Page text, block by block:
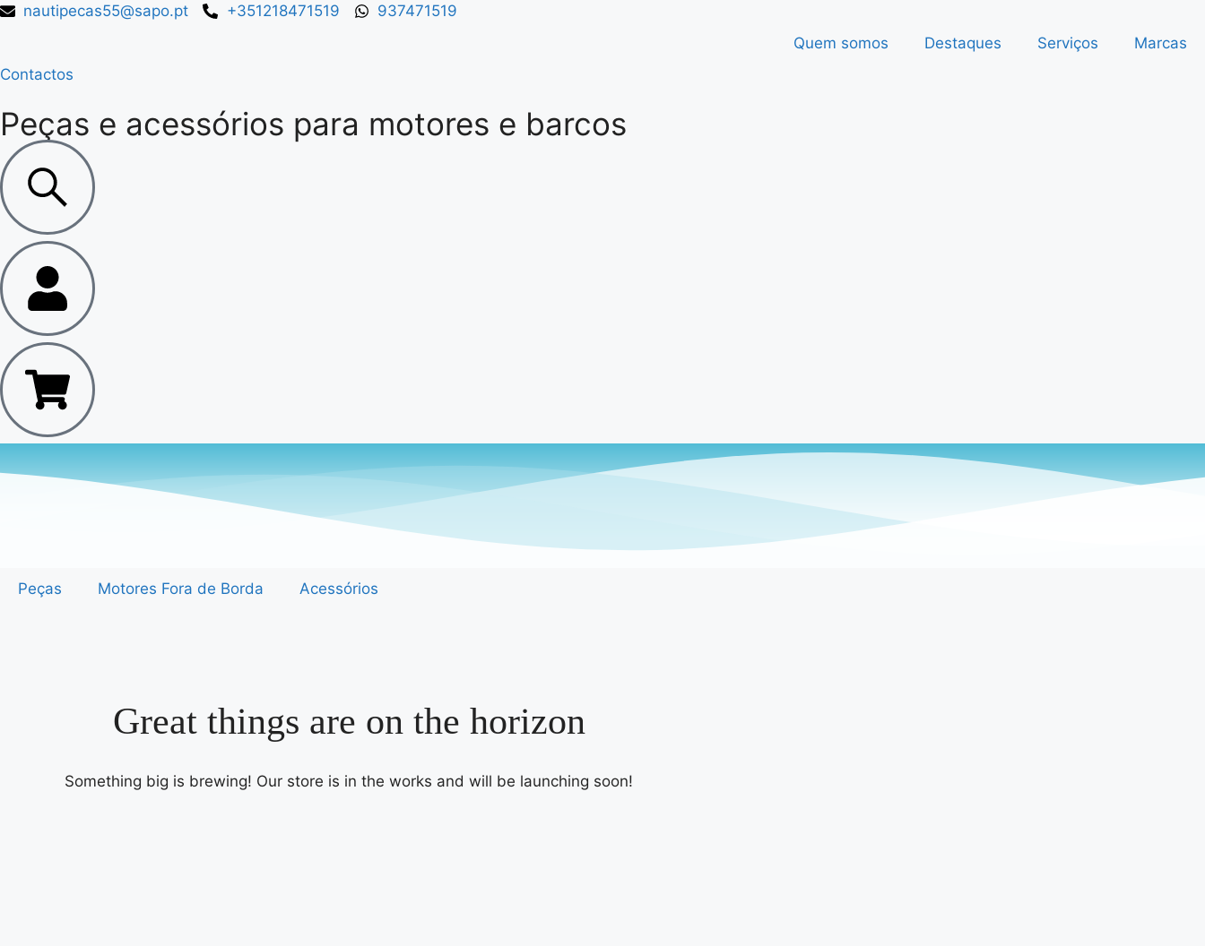
nautipecas55@sapo.pt +351218471519
937471519
Quem somos
Destaques Serviços
Marcas
Contactos
Peças e acessórios para motores e barcos
Peças Motores Fora de Borda Acessórios
Great things are on the horizon
Something big is brewing! Our store is in the works and will be launching soon!